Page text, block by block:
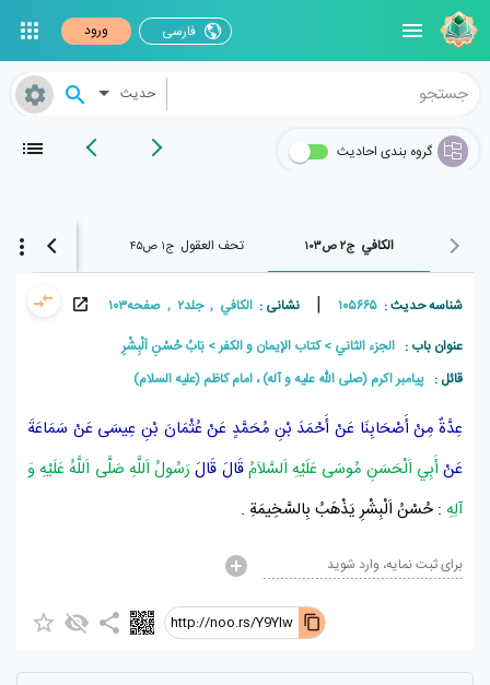
فارسی ورود
حدیث
گروه بندی احادیث
الکافي ج۲ ص۱۰۳ تحف العقول ج۱ ص۴۵ الوافي ج۴ ص۴۲۸
شناسه حدیث : ۱۰۵۶۶۵ | نشانی : الکافي , جلد۲ , صفحه۱۰۳
عنوان باب : الجزء الثاني كتاب الإيمان و الكفر بَابُ حُسْنِ اَلْبِشْرِ
قائل : پيامبر اکرم (صلی الله علیه و آله) ، امام کاظم (علیه السلام)
عِدَّةٌ مِنْ أَصْحَابِنَا عَنْ أَحْمَدَ بْنِ مُحَمَّدٍ عَنْعُثْمَانَ بْنِ عِيسَى عَنْ سَمَاعَةَ
عَنْأَبِي اَلْحَسَنِ مُوسَى عَلَيْهِ اَلسَّلاَمُقَالَ قَالَ رَسُولُ اَللَّهِ صَلَّى اَللَّهُ عَلَيْهِ وَ
آلِهِ : حُسْنُ اَلْبِشْرِ يَذْهَبُ بِالسَّخِيمَةِ .
برای ثبت نمایه، وارد شوید
http://noo.rs/Y9YIw